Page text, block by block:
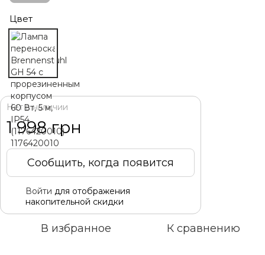
Цвет
Нет в наличии
1 998 грн
Сообщить, когда появится
Войти для отображения
накопительной скидки
В избранное К сравнению